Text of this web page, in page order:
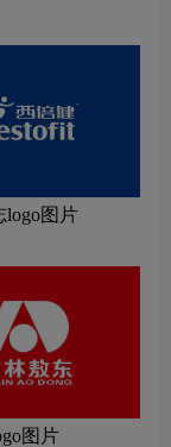
logo图片
图片